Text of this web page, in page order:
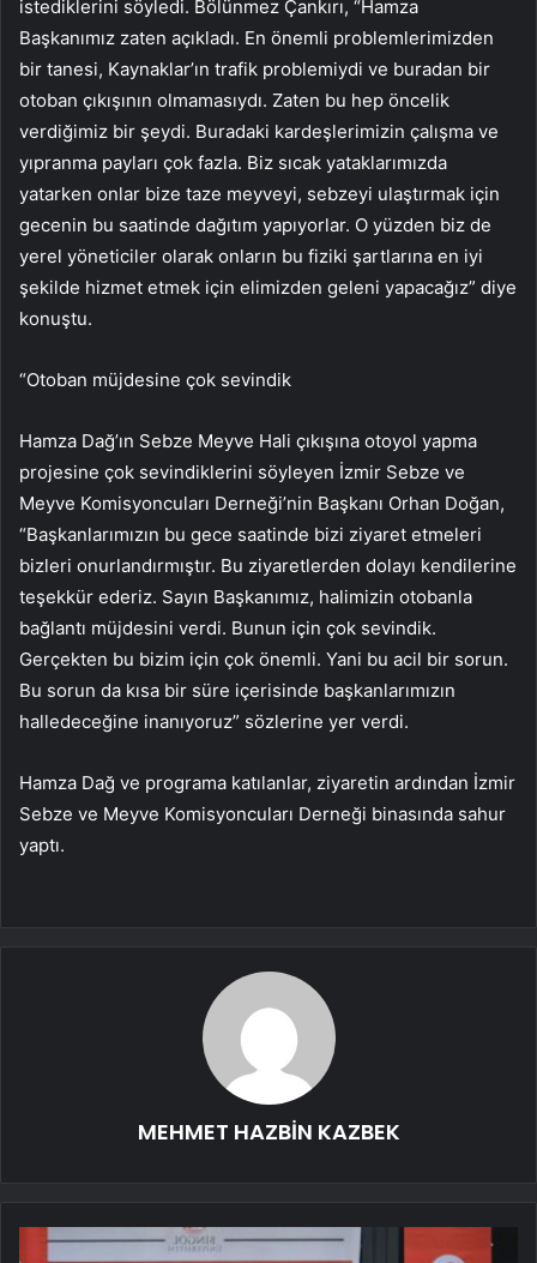
istediklerini söyledi. Bölünmez Çankırı, “Hamza
Başkanımız zaten açıkladı. En önemli problemlerimizden
bir tanesi, Kaynaklar’ın trafik problemiydi ve buradan bir
otoban çıkışının olmamasıydı. Zaten bu hep öncelik
verdiğimiz bir şeydi. Buradaki kardeşlerimizin çalışma ve
yıpranma payları çok fazla. Biz sıcak yataklarımızda
yatarken onlar bize taze meyveyi, sebzeyi ulaştırmak için
gecenin bu saatinde dağıtım yapıyorlar. O yüzden biz de
yerel yöneticiler olarak onların bu fiziki şartlarına en iyi
şekilde hizmet etmek için elimizden geleni yapacağız” diye
konuştu.
“Otoban müjdesine çok sevindik
Hamza Dağ’ın Sebze Meyve Hali çıkışına otoyol yapma
projesine çok sevindiklerini söyleyen İzmir Sebze ve
Meyve Komisyoncuları Derneği’nin Başkanı Orhan Doğan,
“Başkanlarımızın bu gece saatinde bizi ziyaret etmeleri
bizleri onurlandırmıştır. Bu ziyaretlerden dolayı kendilerine
teşekkür ederiz. Sayın Başkanımız, halimizin otobanla
bağlantı müjdesini verdi. Bunun için çok sevindik.
Gerçekten bu bizim için çok önemli. Yani bu acil bir sorun.
Bu sorun da kısa bir süre içerisinde başkanlarımızın
halledeceğine inanıyoruz” sözlerine yer verdi.
Hamza Dağ ve programa katılanlar, ziyaretin ardından İzmir
Sebze ve Meyve Komisyoncuları Derneği binasında sahur
yaptı.
MEHMET HAZBİN KAZBEK